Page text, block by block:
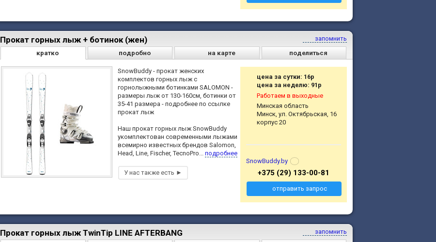
запомнить
Прокат горных лыж + ботинок (жен)
кратко подробно на карте поделиться
SnowBuddy - прокат женских
комплектов горных лыж с
горнолыжными ботинками SALOMON -
размеры лыж от 130-160см, ботинки от
35-41 размера - подробнее по ссылке
прокат лыж
Наш прокат горных лыж SnowBuddy
укомплектован современными лыжами
всемирно известных брендов Salomon,
Head, Line, Fischer, TecnoPro... подробнее
цена за сутки: 16р
цена за неделю: 91р
Работаем в выходные
Минская область
Минск, ул. Октябрьская, 16
корпус 20
SnowBuddy.by
+375 (29) 133-00-81
отправить запрос
запомнить
Прокат горных лыж TwinTip LINE AFTERBANG